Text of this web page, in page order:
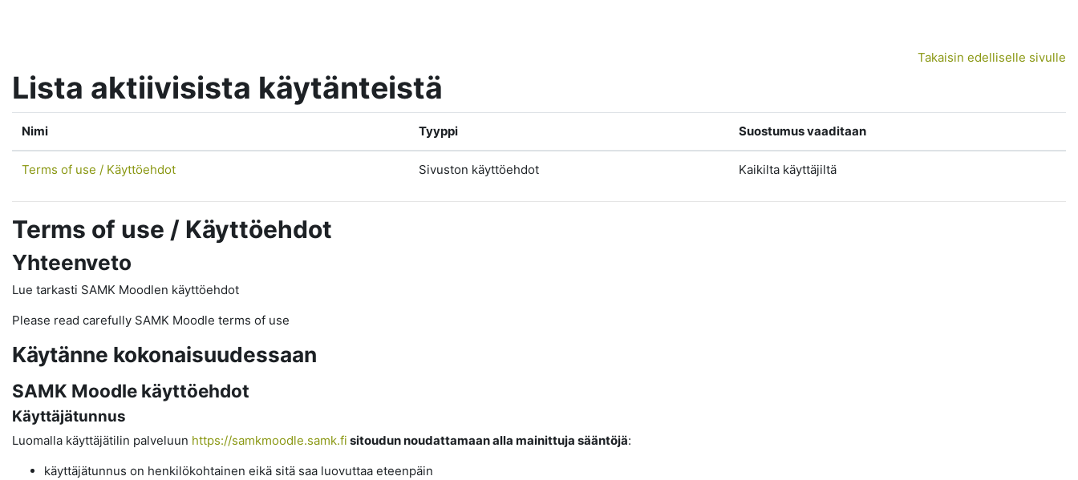
Takaisin edelliselle sivulle
Lista aktiivisista käytänteistä
Nimi Tyyppi Suostumus vaaditaan
Terms of use / Käyttöehdot Sivuston käyttöehdot Kaikilta käyttäjiltä
Terms of use / Käyttöehdot
Yhteenveto
Lue tarkasti SAMK Moodlen käyttöehdot
Please read carefully SAMK Moodle terms of use
Käytänne kokonaisuudessaan
SAMK Moodle käyttöehdot
Käyttäjätunnus
Luomalla käyttäjätilin palveluun https://samkmoodle.samk.fi sitoudun noudattamaan alla mainittuja sääntöjä:
käyttäjätunnus on henkilökohtainen eikä sitä saa luovuttaa eteenpäin